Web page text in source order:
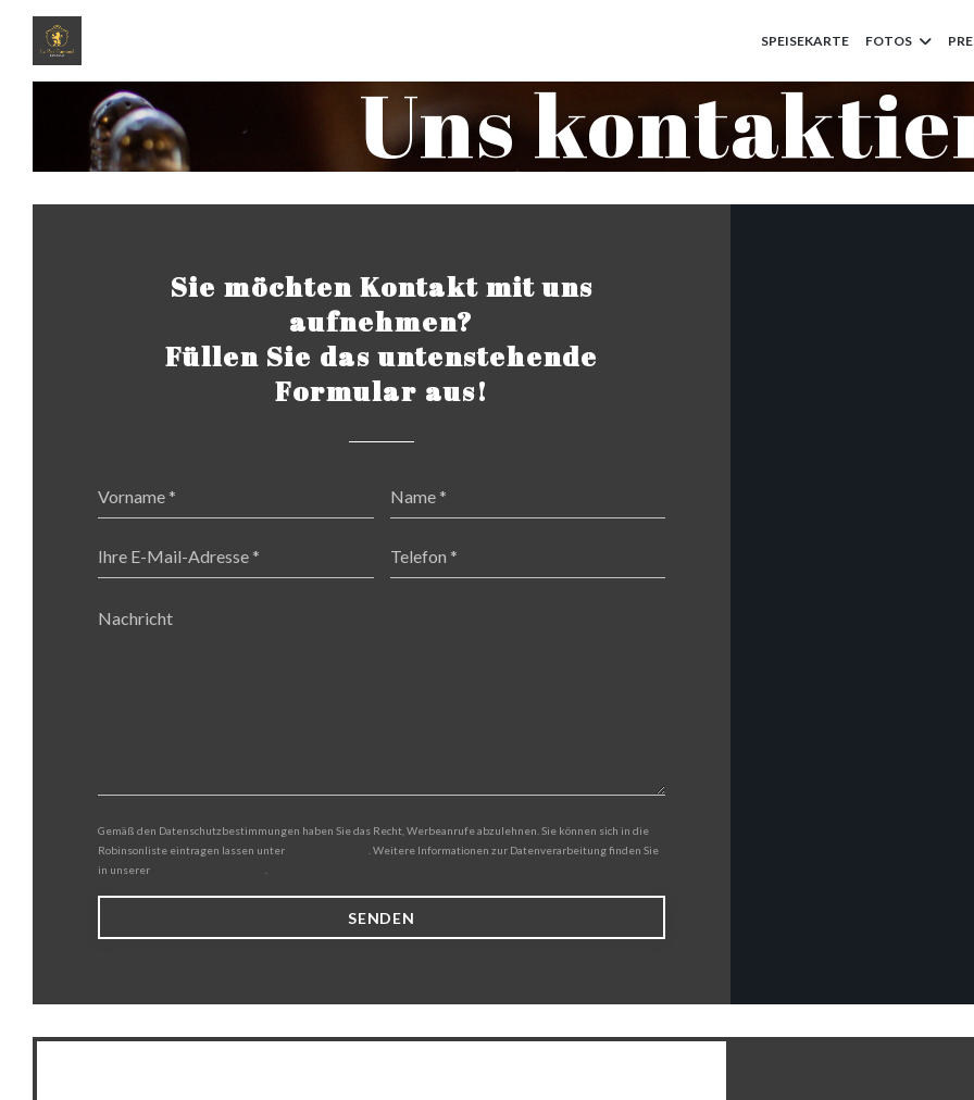
SPEISEKARTE FOTOS
Uns
Sie möchten Kontakt mit uns
aufnehmen?
Füllen Sie das untenstehende
Formular aus!
Gemäß den Datenschutzbestimmungen haben Sie das Recht, Werbeanrufe abzulehnen. Sie können sich in die
Robinsonliste eintragen lassen unter
. Weitere Informationen zur Datenverarbeitung finden Sie
in unserer